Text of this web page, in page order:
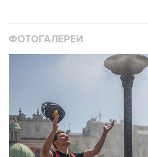
ФОТОГАЛЕРЕИ